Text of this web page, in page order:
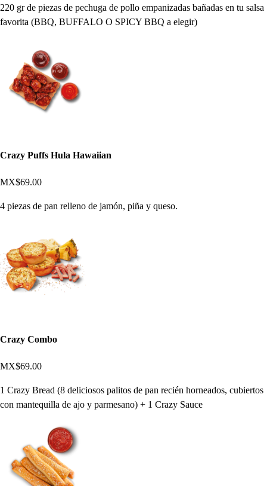
220 gr de piezas de pechuga de pollo empanizadas bañadas en tu salsa
favorita (BBQ, BUFFALO O SPICY BBQ a elegir)
Crazy Puffs Hula Hawaiian
MX$69.00
4 piezas de pan relleno de jamón, piña y queso.
Crazy Combo
MX$69.00
1 Crazy Bread (8 deliciosos palitos de pan recién horneados, cubiertos
con mantequilla de ajo y parmesano) + 1 Crazy Sauce